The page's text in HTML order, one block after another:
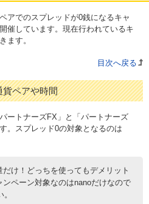
アでのスプレッドが0銭になるキャ
催しています。現在行われているキ
ます。
目次へ戻る
貨ペアや時間
ートナーズFX」と「パートナーズ
。スプレッド0の対象となるのは
け！どっちを使ってもデメリット
ンペーン対象なのはnanoだけなので